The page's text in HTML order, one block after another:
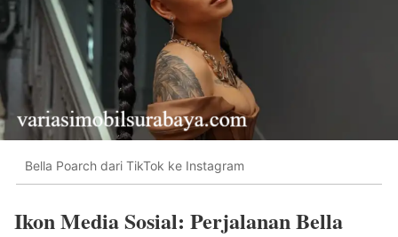
Bella Poarch dari TikTok ke Instagram
Ikon Media Sosial: Perjalanan Bella